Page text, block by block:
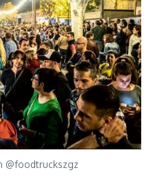
@foodtruckszgz